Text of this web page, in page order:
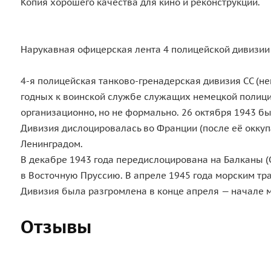
Нарукавная офицерская лента 4 полицейской
4-я полицейская танково-гренадерская дивизия СС
годных к воинской службе служащих немецкой
организационно, но не формально. 26 октября 1943
Дивизия дислоцировалась во Франции (после её
Ленинградом.
В декабре 1943 года передислоцирована на
в Восточную Пруссию. В апреле 1945 года морским
Дивизия была разгромлена в конце апреля — начале
Отзывы